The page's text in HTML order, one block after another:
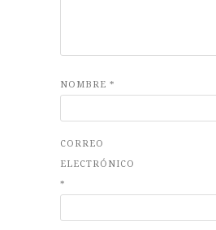
NOMBRE *
CORREO
ELECTRÓNICO
*